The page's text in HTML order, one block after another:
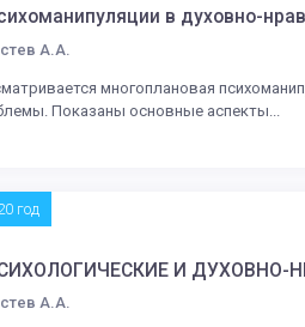
в духовно-
А.А.
многоплановая
Показаны основные аспекты...
год
И ДУХОВНО-
А.А.